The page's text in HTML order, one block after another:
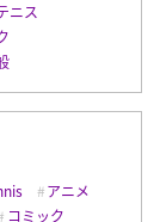
ニス
アニメ
コミック